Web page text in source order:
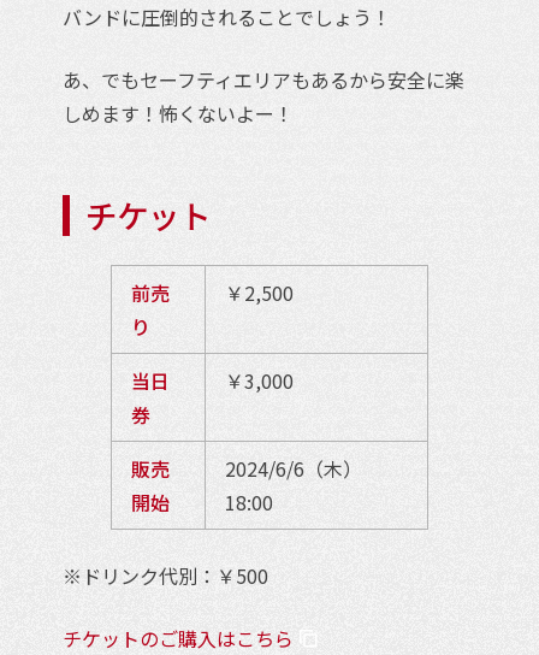
バンドに圧倒的されることでしょう！
あ、でもセーフティエリアもあるから安全に楽
しめます！怖くないよー！
チケット
前売
り
￥2,500
当日
券
￥3,000
販売
開始
2024/6/6（木）
18:00
※ドリンク代別：￥500
チケットのご購入はこちら